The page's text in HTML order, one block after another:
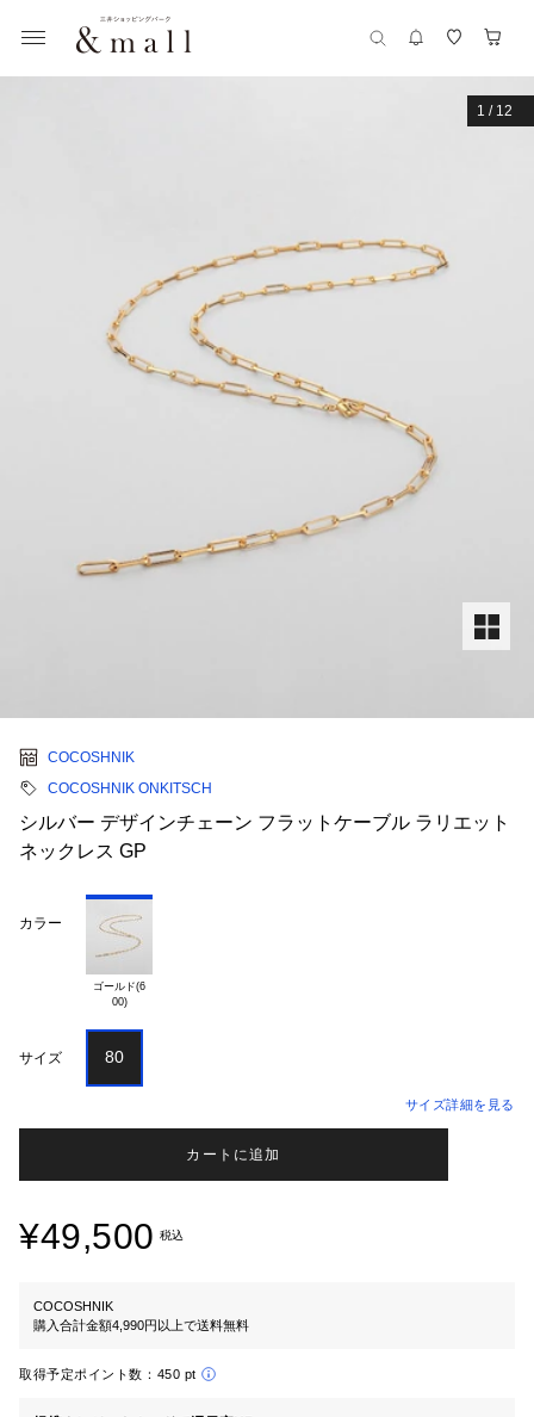
1 / 12
COCOSHNIK
COCOSHNIK ONKITSCH
シルバー デザインチェーン フラットケーブル ラリエット
ネックレス GP
カラー
ゴールド(6
00)
サイズ 80
サイズ詳細を見る
カートに追加
¥49,500 税込
COCOSHNIK
購入合計金額4,990円以上で送料無料
取得予定ポイント数： 450 pt